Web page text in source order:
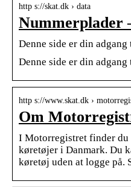
http s://skat.dk › data
Nummerplader
Denne side er din
Denne side er din
http s://www.skat.dk ›
Om
I Motorregistret finder
køretøjer i Danmark. Du
køretøj uden at logge